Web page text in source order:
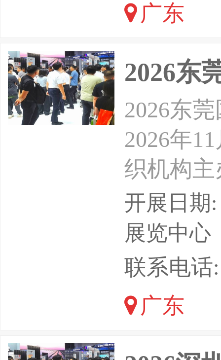
渐地走
最火热
广东
2026东
2026东
2026年
织机构主
年11月
位：上
要：
30000平
家将超
开展日期
展览中心
联系电话:
广东